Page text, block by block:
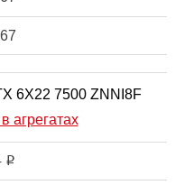
6X22 7500 ZNNI8F
агрегатах
i